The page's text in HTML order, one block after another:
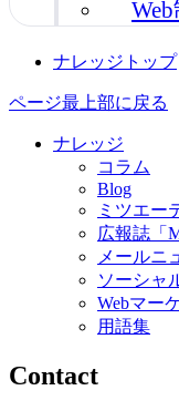
ナレッジトップ
ページ最上部に戻る
ナレッジ
コラム
Blog
ミツエー
広報誌「
メールニ
ソーシャ
Webマー
用語集
Contact